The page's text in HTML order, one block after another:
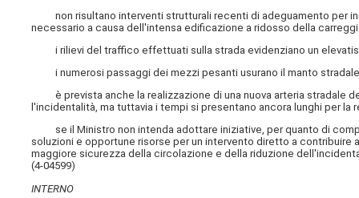
non risultano interventi strutturali recenti di adeguamento per
necessario a causa dell'intensa edificazione a ridosso della
i rilievi del traffico effettuati sulla strada evidenziano un
i numerosi passaggi dei mezzi pesanti usurano il manto
è prevista anche la realizzazione di una nuova arteria stradale
l'incidentalità, ma tuttavia i tempi si presentano ancora lunghi per
se il Ministro non intenda adottare iniziative, per quanto di
soluzioni e opportune risorse per un intervento diretto a contribuire
maggiore sicurezza della circolazione e della riduzione
(4-04599)
INTERNO